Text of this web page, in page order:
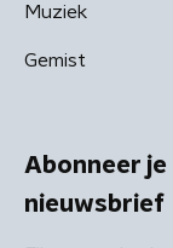
Muziek
Gemist
Abonneer
nieuwsbrief